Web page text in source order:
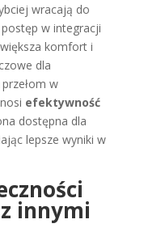
wracają do
w integracji
komfort i
dla
w
efektywność
dostępna dla
lepsze wyniki w
innymi